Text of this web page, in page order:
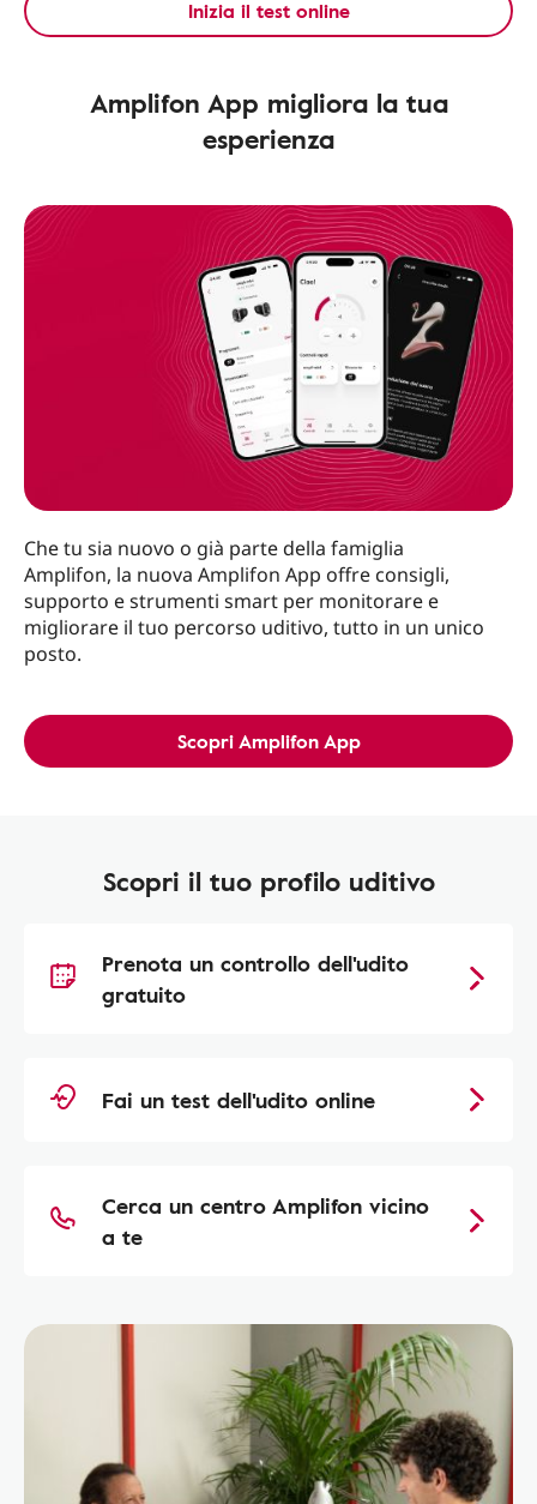
Inizia il test online
Amplifon App migliora la tua
esperienza
Che tu sia nuovo o già parte della famiglia
Amplifon, la nuova Amplifon App offre consigli,
supporto e strumenti smart per monitorare e
migliorare il tuo percorso uditivo, tutto in un unico
posto.
Scopri Amplifon App
Scopri il tuo profilo uditivo
Prenota un controllo dell'udito
gratuito
Fai un test dell'udito online
Cerca un centro Amplifon vicino
a te